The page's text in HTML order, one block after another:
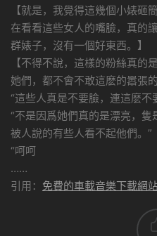
【就是，我覺得這幾個小婊砸
在看看這些女人的嘴臉，真的
群婊子，沒有一個好東西。】
【不得不說，這樣的粉絲真的
她們，都不會不敢這麽的嚣張的
“這些人真是不要臉，連這麽不
“不是因爲她們真的是漂亮，
被人說的有些人看不起他們。”
“呵呵
……
引用： 免費的車載音樂下載網